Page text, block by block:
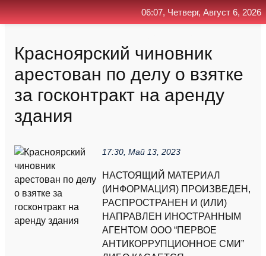
Красноярский чиновник
арестован по делу о взятке
за госконтракт на аренду
здания
17:30, Май 13, 2023
НАСТОЯЩИЙ МАТЕРИАЛ
(ИНФОРМАЦИЯ) ПРОИЗВЕДЕН,
РАСПРОСТРАНЕН И (ИЛИ)
НАПРАВЛЕН ИНОСТРАННЫМ
АГЕНТОМ ООО “ПЕРВОЕ
АНТИКОРРУПЦИОННОЕ СМИ”
06:07, Четверг, Август 6, 2026